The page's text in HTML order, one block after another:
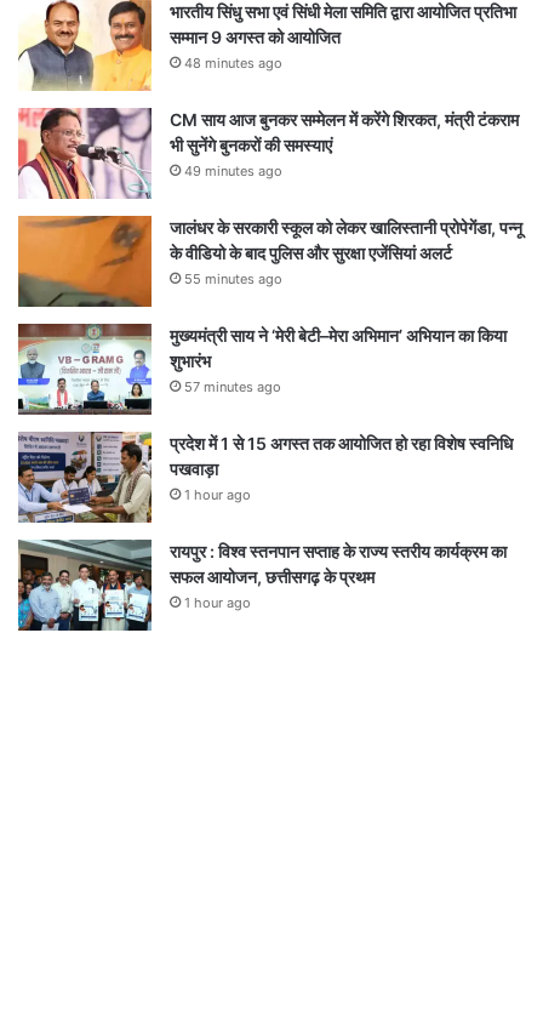
भारतीय सिंधु सभा एवं सिंधी मेला समिति द्वारा आयोजित प्रतिभा
सम्मान 9 अगस्त को आयोजित
48 minutes ago
CM साय आज बुनकर सम्मेलन में करेंगे शिरकत, मंत्री टंकराम
भी सुनेंगे बुनकरों की समस्याएं
49 minutes ago
जालंधर के सरकारी स्कूल को लेकर खालिस्तानी प्रोपेगेंडा, पन्नू
के वीडियो के बाद पुलिस और सुरक्षा एजेंसियां अलर्ट
55 minutes ago
मुख्यमंत्री साय ने ‘मेरी बेटी–मेरा अभिमान’ अभियान का किया
शुभारंभ
57 minutes ago
प्रदेश में 1 से 15 अगस्त तक आयोजित हो रहा विशेष स्वनिधि
पखवाड़ा
1 hour ago
रायपुर : विश्व स्तनपान सप्ताह के राज्य स्तरीय कार्यक्रम का
सफल आयोजन, छत्तीसगढ़ के प्रथम
1 hour ago